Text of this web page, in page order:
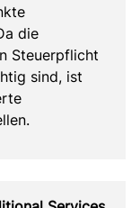
die
Steuerpflicht
sind, ist